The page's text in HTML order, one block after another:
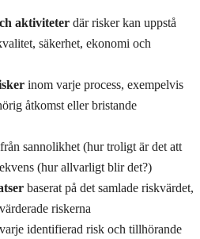
aktiviteter där risker kan uppstå
säkerhet, ekonomi och
inom varje process, exempelvis
åtkomst eller bristande
sannolikhet (hur troligt är det att
(hur allvarligt blir det?)
baserat på det samlade riskvärdet,
riskerna
identifierad risk och tillhörande